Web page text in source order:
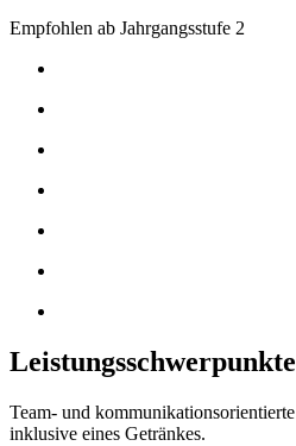
Empfohlen ab Jahrgangsstufe 2
Leistungsschwerpunkte
Team- und kommunikationsorientierte
inklusive eines Getränkes.